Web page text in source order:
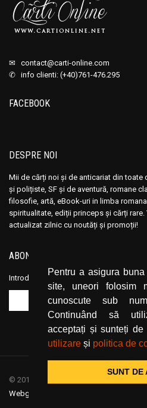
Pentru a asigura
site, uneori folosim
cunoscute sub
Continuând să
acceptați și sunteți
utilizare și politica de
SUNT DE
✉ contact@carti-online.com
✆ info clienti: (+40)761-476.295
FACEBOOK
DESPRE NOI
Mii de cărți noi și de anticariat din
și polițiste, SF și de aventură, romane
filosofie, artă, eBook-uri in limba
spiritualitate, ediții princeps și cărți
actualizat zilnic cu noutăți și promoții!
ABONEAZĂ-TE LA NEWSLETTER
Introduceți adresa dvs. de email și dați
© 2019
Webgraphic